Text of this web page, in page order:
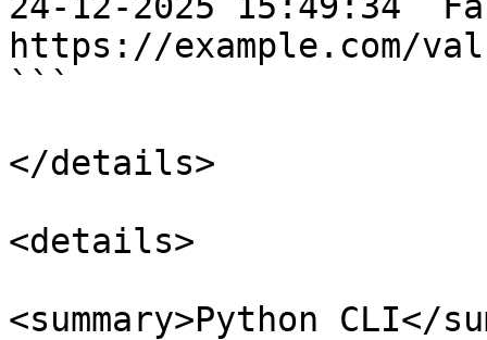
https://example.com/
```
</details>
<details>
<summary>Python CLI</